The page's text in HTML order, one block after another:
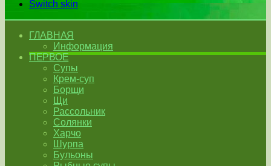
Switch skin
ГЛАВНАЯ
Информация
ПЕРВОЕ
Супы
Крем-суп
Борщи
Щи
Рассольник
Солянки
Харчо
Шурпа
Бульоны